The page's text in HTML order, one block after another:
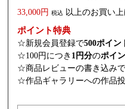
33,000円 税込 以上のお買い
ポイント特典
☆新規会員登録で500ポイン
☆100円につき 1円分のポイ
☆商品レビューの書き込み
☆作品ギャラリーへの作品